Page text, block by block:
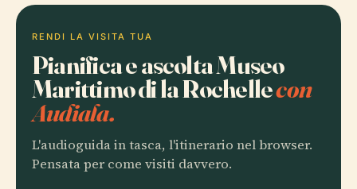
RENDI LA VISITA TUA
Pianifica e ascolta Museo
Marittimo di la Rochellecon
Audiala.
L'audioguida in tasca, l'itinerario nel browser.
Pensata per come visiti davvero.